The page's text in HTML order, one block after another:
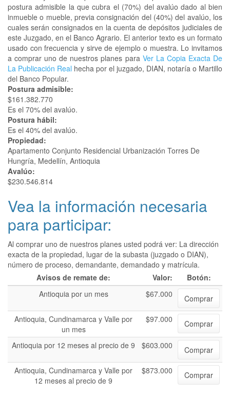
postura admisible la que cubra el (70%) del avalúo dado al bien
inmueble o mueble, previa consignación del (40%) del avalúo, los
cuales serán consignados en la cuenta de depósitos judiciales de
este Juzgado, en el Banco Agrario. El anterior texto es un formato
usado con frecuencia y sirve de ejemplo o muestra. Lo invitamos
a comprar uno de nuestros planes para Ver La Copia Exacta De
La Publicación Real hecha por el juzgado, DIAN, notaría o Martillo
del Banco Popular.
Postura admisible:
$161.382.770
Es el 70% del avalúo.
Postura hábil:
Es el 40% del avalúo.
Propiedad:
Apartamento Conjunto Residencial Urbanización Torres De
Hungría, Medellín, Antioquia
Avalúo:
$230.546.814
Vea la información necesaria
para participar:
Al comprar uno de nuestros planes usted podrá ver: La dirección
exacta de la propiedad, lugar de la subasta (juzgado o DIAN),
número de proceso, demandante, demandado y matrícula.
Avisos de remate de:
Valor:
Botón:
Antioquia por un mes
$67.000
Comprar
Antioquia, Cundinamarca y Valle por
un mes
$97.000 Comprar
Antioquia por 12 meses al precio de 9 $603.000
Comprar
Antioquia, Cundinamarca y Valle por
12 meses al precio de 9
$873.000 Comprar